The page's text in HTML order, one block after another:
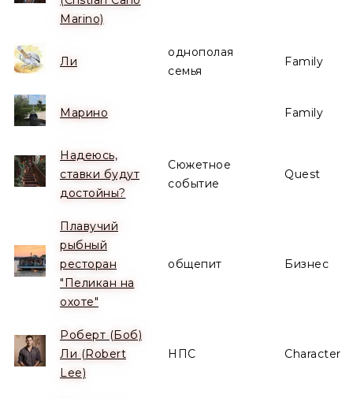
Marino)
Ли
однополая
семья
Family
Марино Family
Надеюсь,
ставки будут
достойны?
Сюжетное
событие
Quest
Плавучий
рыбный
ресторан
"Пеликан на
охоте"
общепит Бизнес
Роберт (Боб)
Ли (Robert
Lee)
НПС Character